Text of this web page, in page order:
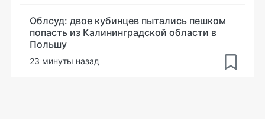
Облсуд: двое кубинцев пытались пешком
попасть из Калининградской области в
Польшу
23 минуты назад